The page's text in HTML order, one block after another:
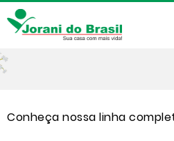
Conheça nossa linha